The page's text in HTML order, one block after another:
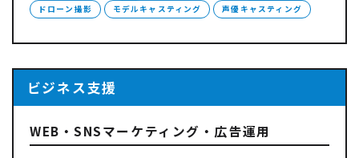
ドローン撮影
モデルキャスティング 声優キャスティング
ビジネス支援
WEB・SNSマーケティング・広告運用